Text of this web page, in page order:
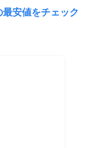
安値をチェック